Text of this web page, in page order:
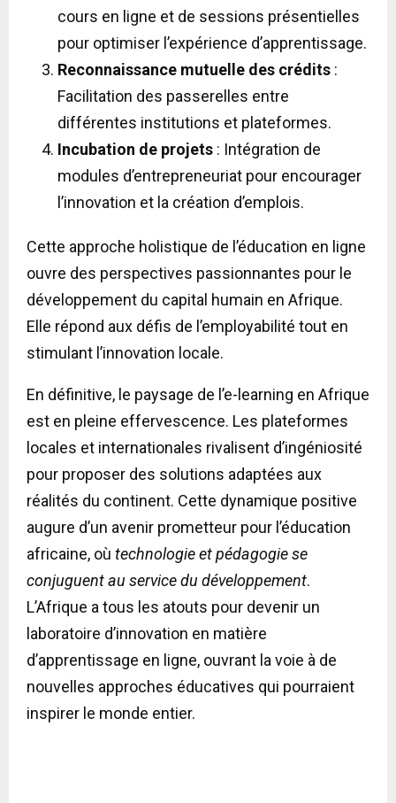
cours en ligne et de sessions présentielles
pour optimiser l’expérience d’apprentissage.
Reconnaissance mutuelle des crédits :
Facilitation des passerelles entre
différentes institutions et plateformes.
Incubation de projets : Intégration de
modules d’entrepreneuriat pour encourager
l’innovation et la création d’emplois.
Cette approche holistique de l’éducation en ligne
ouvre des perspectives passionnantes pour le
développement du capital humain en Afrique.
Elle répond aux défis de l’employabilité tout en
stimulant l’innovation locale.
En définitive, le paysage de l’e-learning en Afrique
est en pleine effervescence. Les plateformes
locales et internationales rivalisent d’ingéniosité
pour proposer des solutions adaptées aux
réalités du continent. Cette dynamique positive
augure d’un avenir prometteur pour l’éducation
africaine, où technologie et pédagogie se
conjuguent au service du développement.
L’Afrique a tous les atouts pour devenir un
laboratoire d’innovation en matière
d’apprentissage en ligne, ouvrant la voie à de
nouvelles approches éducatives qui pourraient
inspirer le monde entier.